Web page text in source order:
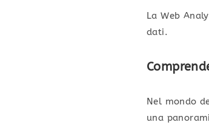
La Web
dati.
Nel mondo
una